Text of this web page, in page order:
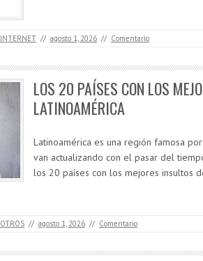
INTERNET // agosto 1, 2026 // Comentario
LOS 20 PAÍSES CON LOS
LATINOAMÉRICA
Latinoamérica es una región famosa
van actualizando con el pasar del
los 20 países con los mejores insultos
OTROS // agosto 1, 2026 // Comentario